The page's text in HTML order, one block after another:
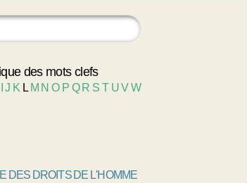
des mots clefs
IJ K L M NO P Q R S T UVW
DES DROITS DE L'HOMME